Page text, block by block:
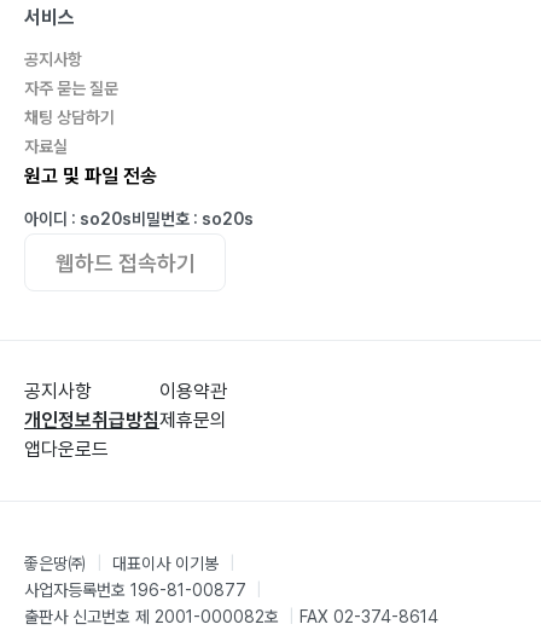
서비스
공지사항
자주 묻는 질문
채팅 상담하기
자료실
원고 및 파일 전송
아이디 : so20s비밀번호 : so20s
웹하드 접속하기
공지사항
개인정보취급방침
앱다운로드
이용약관
제휴문의
좋은땅㈜ 대표이사 이기봉
사업자등록번호 196-81-00877
출판사 신고번호 제 2001-000082호
FAX 02-374-8614